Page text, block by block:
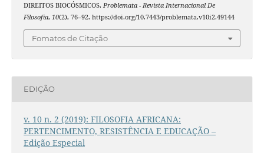
DIREITOS BIOCÓSMICOS. Problemata - Revista Internacional De
Filosofia, 10(2), 76–92. https://doi.org/10.7443/problemata.v10i2.49144
Fomatos de Citação
EDIÇÃO
v. 10 n. 2 (2019): FILOSOFIA AFRICANA:
PERTENCIMENTO, RESISTÊNCIA E EDUCAÇÃO –
Edição Especial